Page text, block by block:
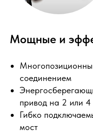
Мощные и
соединением
привод на 2 или 4
Гибко
мост